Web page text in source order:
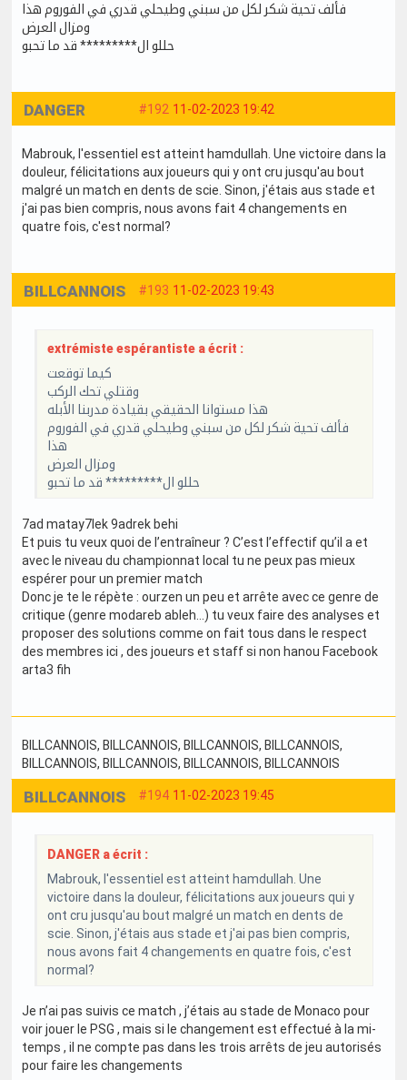
فألف تحية شكر لكل من سبني وطيحلي قدري في الفوروم هذا
ومزال العرض
حللو ال********* قد ما تحبو
#192 11-02-2023 19:42
DANGER
Mabrouk, l'essentiel est atteint hamdullah. Une victoire dans la
douleur, félicitations aux joueurs qui y ont cru jusqu'au bout
malgré un match en dents de scie. Sinon, j'étais aus stade et
j'ai pas bien compris, nous avons fait 4 changements en
quatre fois, c'est normal?
#193 11-02-2023 19:43
BILLCANNOIS
extrémiste espérantiste a écrit :
كيما توقعت
وقتلي تحك الركب
هذا مستوانا الحقيقي بقيادة مدربنا الأبله
فألف تحية شكر لكل من سبني وطيحلي قدري في الفوروم
هذا
ومزال العرض
حللو ال********* قد ما تحبو
7ad matay7lek 9adrek behi
Et puis tu veux quoi de l’entraîneur ? C’est l’effectif qu’il a et
avec le niveau du championnat local tu ne peux pas mieux
espérer pour un premier match
Donc je te le répète : ourzen un peu et arrête avec ce genre de
critique (genre modareb ableh…) tu veux faire des analyses et
proposer des solutions comme on fait tous dans le respect
des membres ici , des joueurs et staff si non hanou Facebook
arta3 fih
BILLCANNOIS, BILLCANNOIS, BILLCANNOIS, BILLCANNOIS,
BILLCANNOIS, BILLCANNOIS, BILLCANNOIS, BILLCANNOIS
#194 11-02-2023 19:45
BILLCANNOIS
DANGER a écrit :
Mabrouk, l'essentiel est atteint hamdullah. Une
victoire dans la douleur, félicitations aux joueurs qui y
ont cru jusqu'au bout malgré un match en dents de
scie. Sinon, j'étais aus stade et j'ai pas bien compris,
nous avons fait 4 changements en quatre fois, c'est
normal?
Je n’ai pas suivis ce match , j’étais au stade de Monaco pour
voir jouer le PSG , mais si le changement est effectué à la mi-
temps , il ne compte pas dans les trois arrêts de jeu autorisés
pour faire les changements